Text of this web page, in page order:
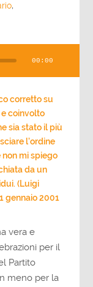
,
00:00
corretto su
coinvolto
sia stato il più
l’ordine
mi spiego
da un
(Luigi
gennaio 2001
vera e
per il
Partito
meno per la